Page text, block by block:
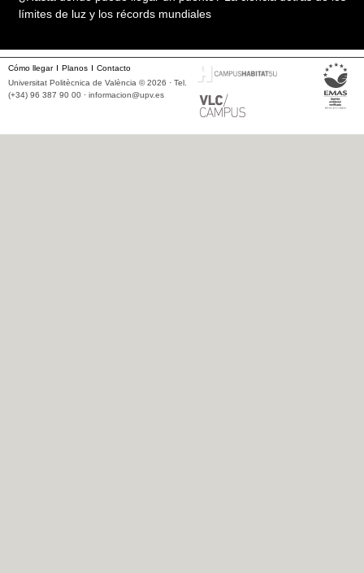
límites de luz y los récords mundiales
Cómo llegar Planos
Contacto
Universitat Politècnica de València © 2026 · Tel.
(+34) 96 387 90 00 · informacion@upv.es